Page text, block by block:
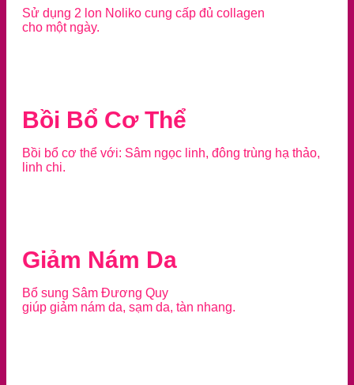
Sử dụng 2 lon Noliko cung cấp đủ collagen
cho một ngày.
Bồi Bổ Cơ Thể
Bồi bổ cơ thể với: Sâm ngọc linh, đông trùng hạ thảo,
linh chi.
Giảm Nám Da
Bổ sung Sâm Đương Quy
giúp giảm nám da, sạm da, tàn nhang.